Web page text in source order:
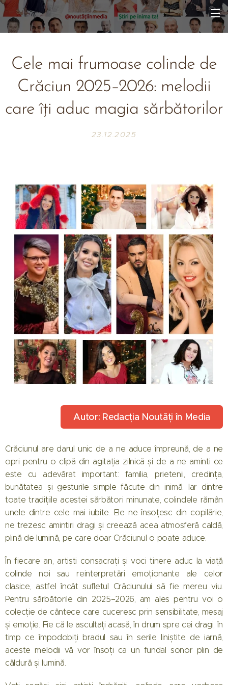
Cele mai frumoase colinde de
Crăciun 2025–2026: melodii
care îți aduc magia sărbătorilor
23.12.2025
Autor: Redacția Noutăți în Media
Crăciunul are darul unic de a ne aduce împreună, de a ne
opri pentru o clipă din agitația zilnică și de a ne aminti ce
este cu adevărat important: familia, prietenii, credința,
bunătatea și gesturile simple făcute din inimă. Iar dintre
toate tradițiile acestei sărbători minunate, colindele rămân
unele dintre cele mai iubite. Ele ne însoțesc din copilărie,
ne trezesc amintiri dragi și creează acea atmosferă caldă,
plină de lumină, pe care doar Crăciunul o poate aduce.
În fiecare an, artiști consacrați și voci tinere aduc la viață
colinde noi sau reinterpretări emoționante ale celor
clasice, astfel încât sufletul Crăciunului să fie mereu viu.
Pentru sărbătorile din 2025–2026, am ales pentru voi o
colecție de cântece care cuceresc prin sensibilitate, mesaj
și emoție. Fie că le ascultați acasă, în drum spre cei dragi, în
timp ce împodobiți bradul sau în serile liniștite de iarnă,
aceste melodii vă vor însoți ca un fundal sonor plin de
căldură și lumină.